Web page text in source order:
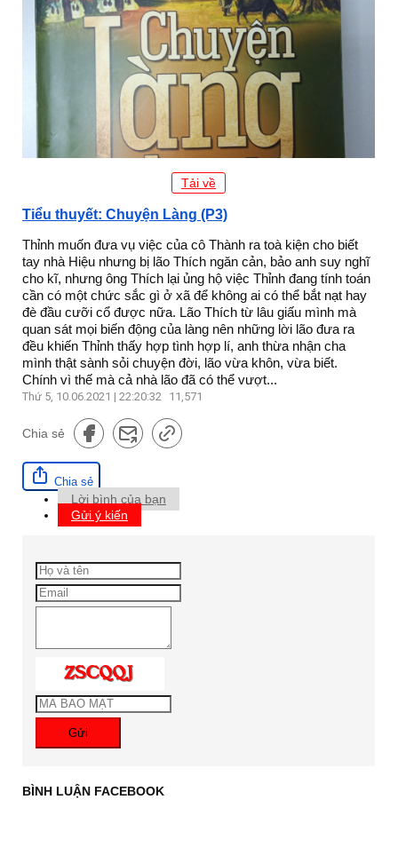
Tải về
Tiểu thuyết: Chuyện Làng (P3)
Thỉnh muốn đưa vụ việc của cô Thành ra toà kiện cho biết
tay nhà Hiệu nhưng bị lão Thích ngăn cản, bảo anh suy nghĩ
cho kĩ, nhưng ông Thích lại ủng hộ việc Thỉnh đang tính toán
cần có một chức sắc gì ở xã để không ai có thể bắt nạt hay
đè đầu cưỡi cổ được nữa. Lão Thích từ lâu giấu mình mà
quan sát mọi biến động của làng nên những lời lão đưa ra
đều khiến Thỉnh thấy hợp tình hợp lí, anh thừa nhận cha
mình thật sành sỏi chuyện đời, lão vừa khôn, vừa biết.
Chính vì thế mà cả nhà lão đã có thể vượt...
Thứ 5, 10.06.2021 | 22:20:32 11,571
Chia sẻ
Chia sẻ
Lời bình của bạn
Gửi ý kiến
Gửi
BÌNH LUẬN FACEBOOK